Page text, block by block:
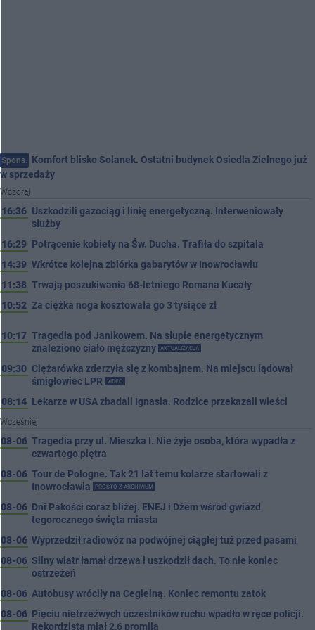
Spons. Komfort blisko Solanek. Ostatni budynek Osiedla Zielnego już
w sprzedaży
Wczoraj
16:36 Uszkodzili gazociąg i linię energetyczną. Interweniowały
służby
16:29 Potrącenie kobiety na Św. Ducha. Trafiła do szpitala
14:39 Wkrótce kolejna zbiórka gabarytów w Inowrocławiu
11:38 Trwają poszukiwania 68-letniego Romana Kucały
10:52 Za ciężka noga kosztowała go 3 tysiące zł
10:17 Tragedia pod Janikowem. Na słupie energetycznym
znaleziono ciało mężczyzny
AKTUALIZACJA
09:30 Ciężarówka zderzyła się z kombajnem. Na miejscu lądował
śmigłowiec LPR
VIDEO
08:14 Lekarze w USA zbadali Ignasia. Rodzice przekazali wieści
Wcześniej
08-06 Tragedia przy ul. Mieszka I. Nie żyje osoba, która wypadła z
czwartego piętra
08-06 Tour de Pologne. Tak 21 lat temu kolarze startowali z
Inowrocławia
PROSTO Z ARCHIWUM
08-06 Dni Pakości coraz bliżej. ENEJ i Dżem wśród gwiazd
tegorocznego święta miasta
08-06 Wyprzedził radiowóz na podwójnej ciągłej tuż przed pasami
08-06 Silny wiatr łamał drzewa i uszkodził dach. To nie koniec
ostrzeżeń
08-06 Autobusy wróciły na Cegielną. Koniec remontu zatok
08-06 Pięciu nietrzeźwych uczestników ruchu wpadło w ręce policji.
Rekordzista miał 2,6 promila